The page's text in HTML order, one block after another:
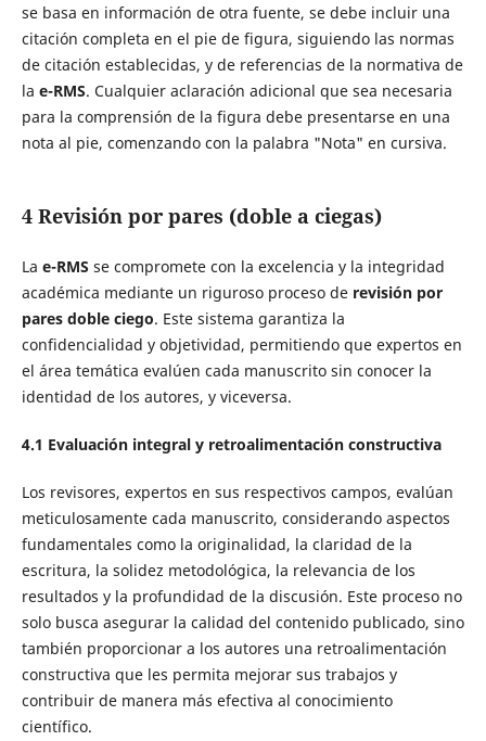
se basa en información de otra fuente, se debe incluir una
citación completa en el pie de figura, siguiendo las normas
de citación establecidas, y de referencias de la normativa de
la e-RMS. Cualquier aclaración adicional que sea necesaria
para la comprensión de la figura debe presentarse en una
nota al pie, comenzando con la palabra "Nota" en cursiva.
4 Revisión por pares (doble a ciegas)
La e-RMS se compromete con la excelencia y la integridad
académica mediante un riguroso proceso de revisión por
pares doble ciego. Este sistema garantiza la
confidencialidad y objetividad, permitiendo que expertos en
el área temática evalúen cada manuscrito sin conocer la
identidad de los autores, y viceversa.
4.1 Evaluación integral y retroalimentación constructiva
Los revisores, expertos en sus respectivos campos, evalúan
meticulosamente cada manuscrito, considerando aspectos
fundamentales como la originalidad, la claridad de la
escritura, la solidez metodológica, la relevancia de los
resultados y la profundidad de la discusión. Este proceso no
solo busca asegurar la calidad del contenido publicado, sino
también proporcionar a los autores una retroalimentación
constructiva que les permita mejorar sus trabajos y
contribuir de manera más efectiva al conocimiento
científico.